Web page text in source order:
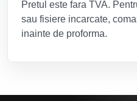
Pretul este fara TVA.
sau fisiere incarcate,
inainte de proforma.